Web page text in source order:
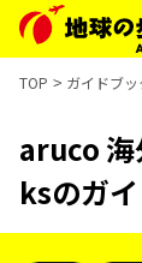
TOP ガイドブッ
aruco
ksのガ